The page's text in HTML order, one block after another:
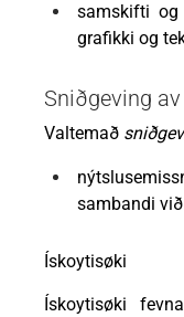
samskifti og
grafikki og
Sniðgeving
Valtemað
sambandi
Ískoytisøki
Ískoytisøki